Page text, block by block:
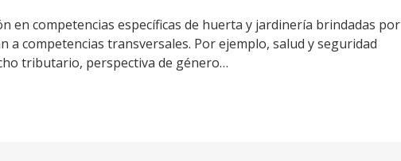
en competencias específicas de huerta y jardinería brindadas por
a competencias transversales. Por ejemplo, salud y seguridad
tributario, perspectiva de género…